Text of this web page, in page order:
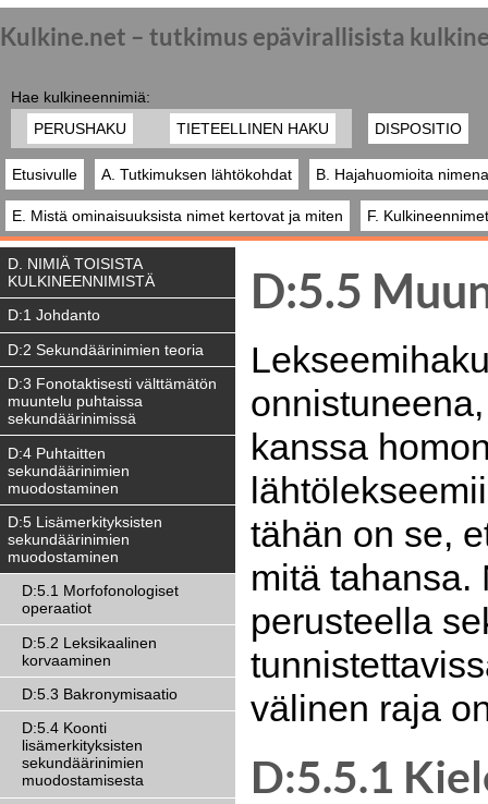
Kulkine.net – tutkimus epävirallisista
Hae kulkineennimiä:
PERUSHAKU
TIETEELLINEN HAKU DISPOSITIO
Etusivulle A. Tutkimuksen lähtökohdat B. Hajahuomioita
E. Mistä ominaisuuksista nimet kertovat ja miten F.
D. NIMIÄ TOISISTA
KULKINEENNIMISTÄ
D:1 Johdanto
D:2 Sekundäärinimien teoria
D:3 Fonotaktisesti välttämätön
muuntelu puhtaissa
sekundäärinimissä
D:4 Puhtaitten
sekundäärinimien
muodostaminen
D:5 Lisämerkityksisten
sekundäärinimien
muodostaminen
D:5.1 Morfofonologiset
operaatiot
D:5.2 Leksikaalinen
korvaaminen
D:5.3 Bakronymisaatio
D:5.4 Koonti
lisämerkityksisten
sekundäärinimien
muodostamisesta
D:5.5
kanssa
tähän on se,
mitä tahansa.
perusteella
välinen raja
D:5.5.1